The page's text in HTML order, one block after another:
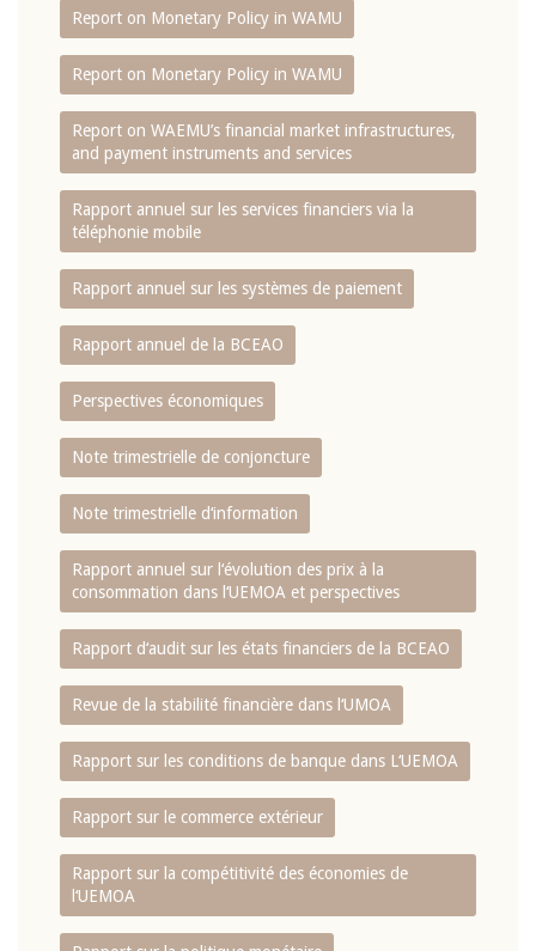
Report on Monetary Policy in WAMU
Report on Monetary Policy in WAMU
Report on WAEMU’s financial market infrastructures,
and payment instruments and services
Rapport annuel sur les services financiers via la
téléphonie mobile
Rapport annuel sur les systèmes de paiement
Rapport annuel de la BCEAO
Perspectives économiques
Note trimestrielle de conjoncture
Note trimestrielle d‘information
Rapport annuel sur l‘évolution des prix à la
consommation dans l‘UEMOA et perspectives
Rapport d‘audit sur les états financiers de la BCEAO
Revue de la stabilité financière dans l‘UMOA
Rapport sur les conditions de banque dans L‘UEMOA
Rapport sur le commerce extérieur
Rapport sur la compétitivité des économies de
l‘UEMOA